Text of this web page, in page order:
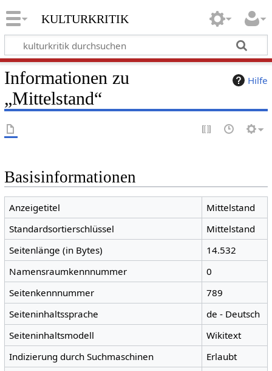
kulturkritik
Hilfe
Informationen zu
„Mittelstand“
Basisinformationen
Anzeigetitel
Mittelstand
Standardsortierschlüssel
Mittelstand
Seitenlänge (in Bytes)
14.532
Namensraumkennnummer
0
Seitenkennnummer
789
Seiteninhaltssprache
de - Deutsch
Seiteninhaltsmodell
Wikitext
Indizierung durch Suchmaschinen
Erlaubt